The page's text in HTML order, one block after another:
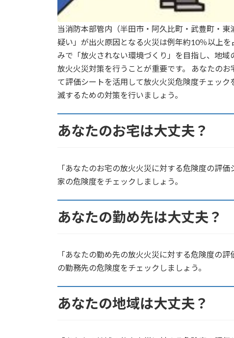
当消防本部管内（半田市・阿久比町・武豊町・
疑い」が出火原因となる火災は例年約10％以上
みで「放火されない環境づくり」を目指し、地域
放火火災対策を行うことが重要です。 あなたの
て評価シートを活用して放火火災危険度チェッ
滅するための対策を行いましょう。
あなたのお宅は大丈夫？
「あなたのお宅の放火火災に対する危険度の評
家の危険度をチェックしましょう。
あなたの勤め先は大丈夫？
「あなたの勤め先の放火火災に対する危険度の
の勤務先の危険度をチェックしましょう。
あなたの地域は大丈夫？